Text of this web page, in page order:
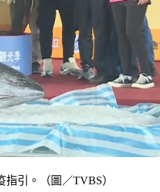
引。（圖／TVBS）